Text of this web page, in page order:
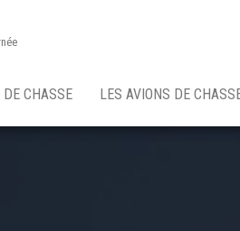
CHASSE LES AVIONS DE